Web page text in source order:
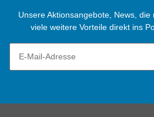
Unsere Aktionsangebote, News,
viele weitere Vorteile direkt ins